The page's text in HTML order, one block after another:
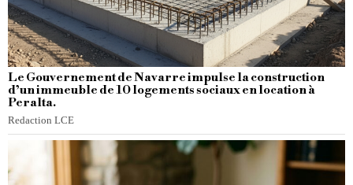
Le Gouvernement de Navarre impulse la construction
d’un immeuble de 10 logements sociaux en location à
Peralta.
Redaction LCE